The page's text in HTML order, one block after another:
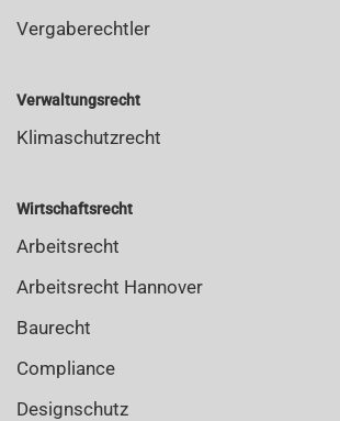
Vergaberechtler
Verwaltungsrecht
Klimaschutzrecht
Wirtschaftsrecht
Arbeitsrecht
Arbeitsrecht Hannover
Baurecht
Compliance
Designschutz